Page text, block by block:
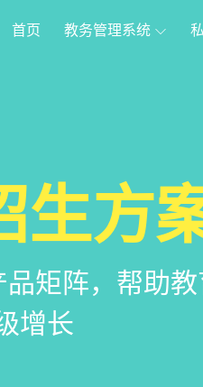
首页 教务管理系统
管理
景运营管理系
难题
生方
矩阵，帮助
增长
小程
学员、家长，
更满意